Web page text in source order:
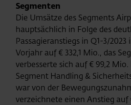
Segmenten
Die Umsätze des Segments
hauptsächlich in Folge des
Passagieranstiegs in Q1-3/
Vorjahr auf € 332,1 Mio., das
verbesserte sich auf € 99,2
Segment Handling &
war von der
verzeichnete einen Anstieg auf